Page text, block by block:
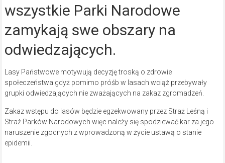
wszystkie Parki Narodowe
zamykają swe obszary na
odwiedzających.
Lasy Państwowe motywują decyzję troską o zdrowie
społeczeństwa gdyż pomimo próśb w lasach wciąż przebywały
grupki odwiedzających nie zważających na zakaz zgromadzeń.
Zakaz wstępu do lasów będzie egzekwowany przez Straż Leśną i
Straż Parków Narodowych więc należy się spodziewać kar za jego
naruszenie zgodnych z wprowadzoną w życie ustawą o stanie
epidemii.